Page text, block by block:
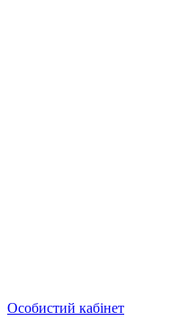
Особистий кабінет